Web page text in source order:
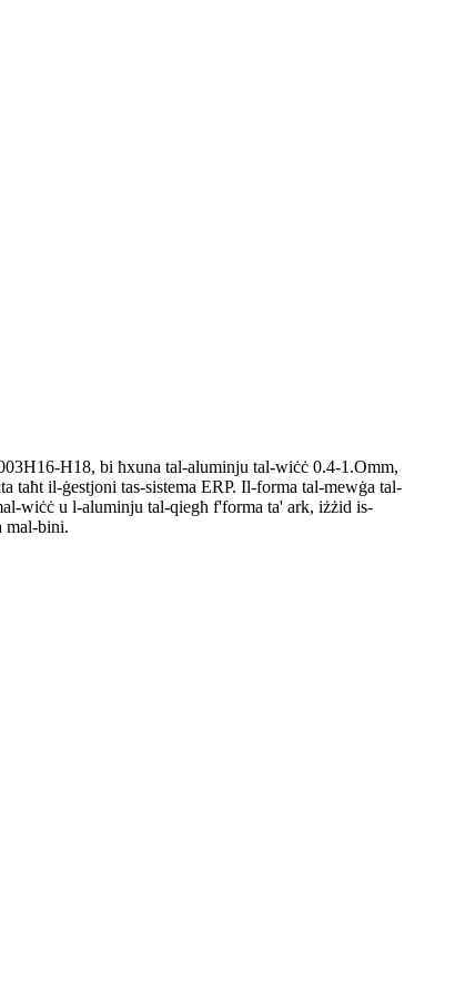
H18, bi ħxuna tal-aluminju tal-wiċċ 0.4-1.Omm,
taħt il-ġestjoni tas-sistema ERP. Il-forma tal-mewġa tal-
wiċċ u l-aluminju tal-qiegħ f'forma ta' ark, iżżid is-
mal-bini.